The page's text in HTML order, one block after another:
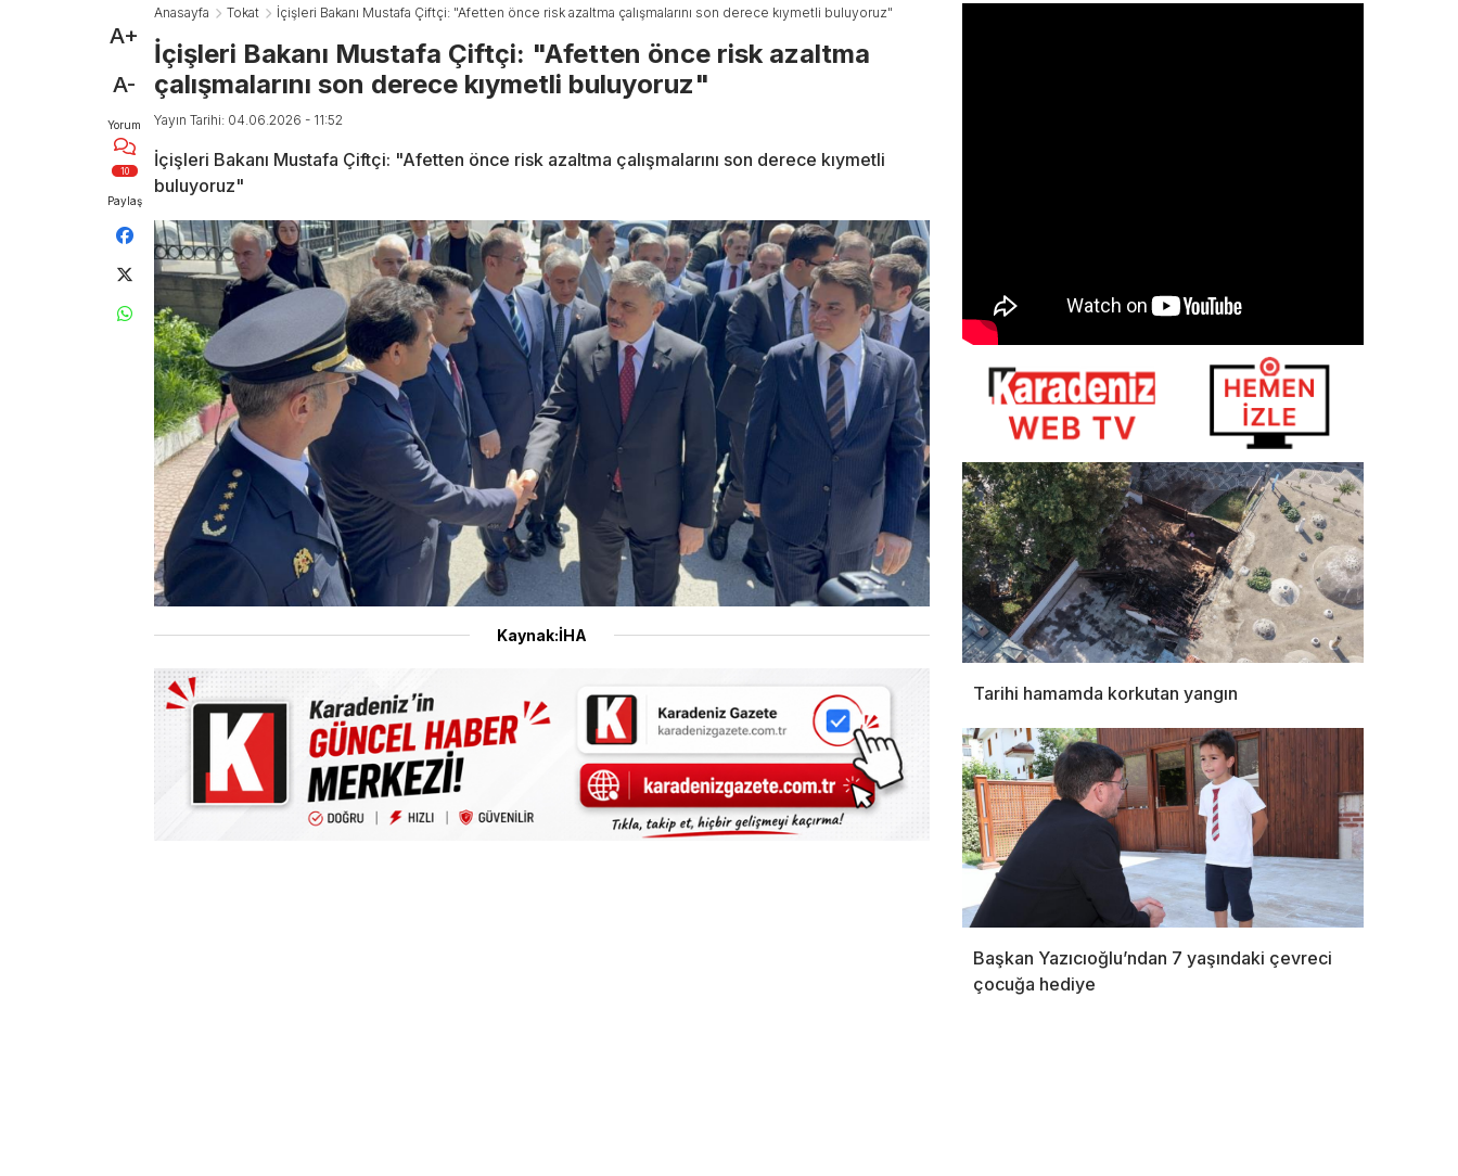
A+
A-
Yorum
10
Paylaş
Anasayfa Tokat İçişleri Bakanı Mustafa Çiftçi: "Afetten önce risk azaltma çalışmalarını son derece kıymetli buluyoruz"
İçişleri Bakanı Mustafa Çiftçi: "Afetten önce risk azaltma
çalışmalarını son derece kıymetli buluyoruz"
Yayın Tarihi: 04.06.2026 - 11:52
İçişleri Bakanı Mustafa Çiftçi: "Afetten önce risk azaltma çalışmalarını son derece kıymetli
buluyoruz"
Kaynak:İHA
Tarihi hamamda korkutan yangın
Başkan Yazıcıoğlu’ndan 7 yaşındaki çevreci
çocuğa hediye